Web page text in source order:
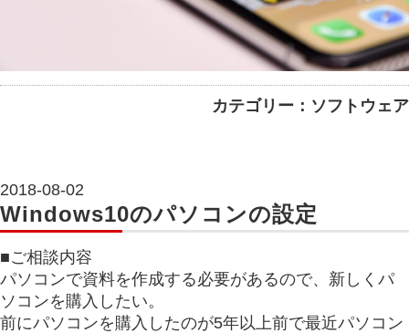
カテゴリー：ソフトウェア
2018-08-02
Windows10のパソコンの設定
■ご相談内容
パソコンで資料を作成する必要があるので、新しくパ
ソコンを購入したい。
前にパソコンを購入したのが5年以上前で最近パソコン